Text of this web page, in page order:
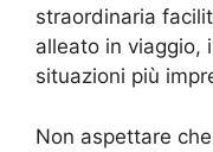
straordinaria
alleato in viaggio,
situazioni più
Non aspettare